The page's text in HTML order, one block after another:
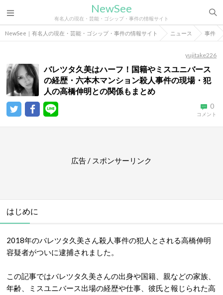
NewSee
有名人の現在・芸能・ゴシップ・事件の情報サイト
NewSee｜有名人の現在・芸能・ゴシップ・事件の情報サイト ニュース 事件
yujitake226
バレツタ久美はハーフ！国籍やミスユニバース
の経歴・六本木マンション殺人事件の現場・犯
人の高橋伸明との関係もまとめ
0
コメント
広告 / スポンサーリンク
はじめに
2018年のバレツタ久美さん殺人事件の犯人とされる高橋伸明
容疑者がついに逮捕されました。
この記事ではバレツタ久美さんの出身や国籍、親などの家族、
年齢、ミスユニバース出場の経歴や仕事、彼氏と報じられた高